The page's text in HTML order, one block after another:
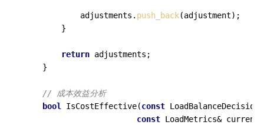
            adjustments.
push_back(adjustment);
        }
return adjustments;
    }
// 成本效益分析
bool
IsCostEffective(const
const LoadMetrics&